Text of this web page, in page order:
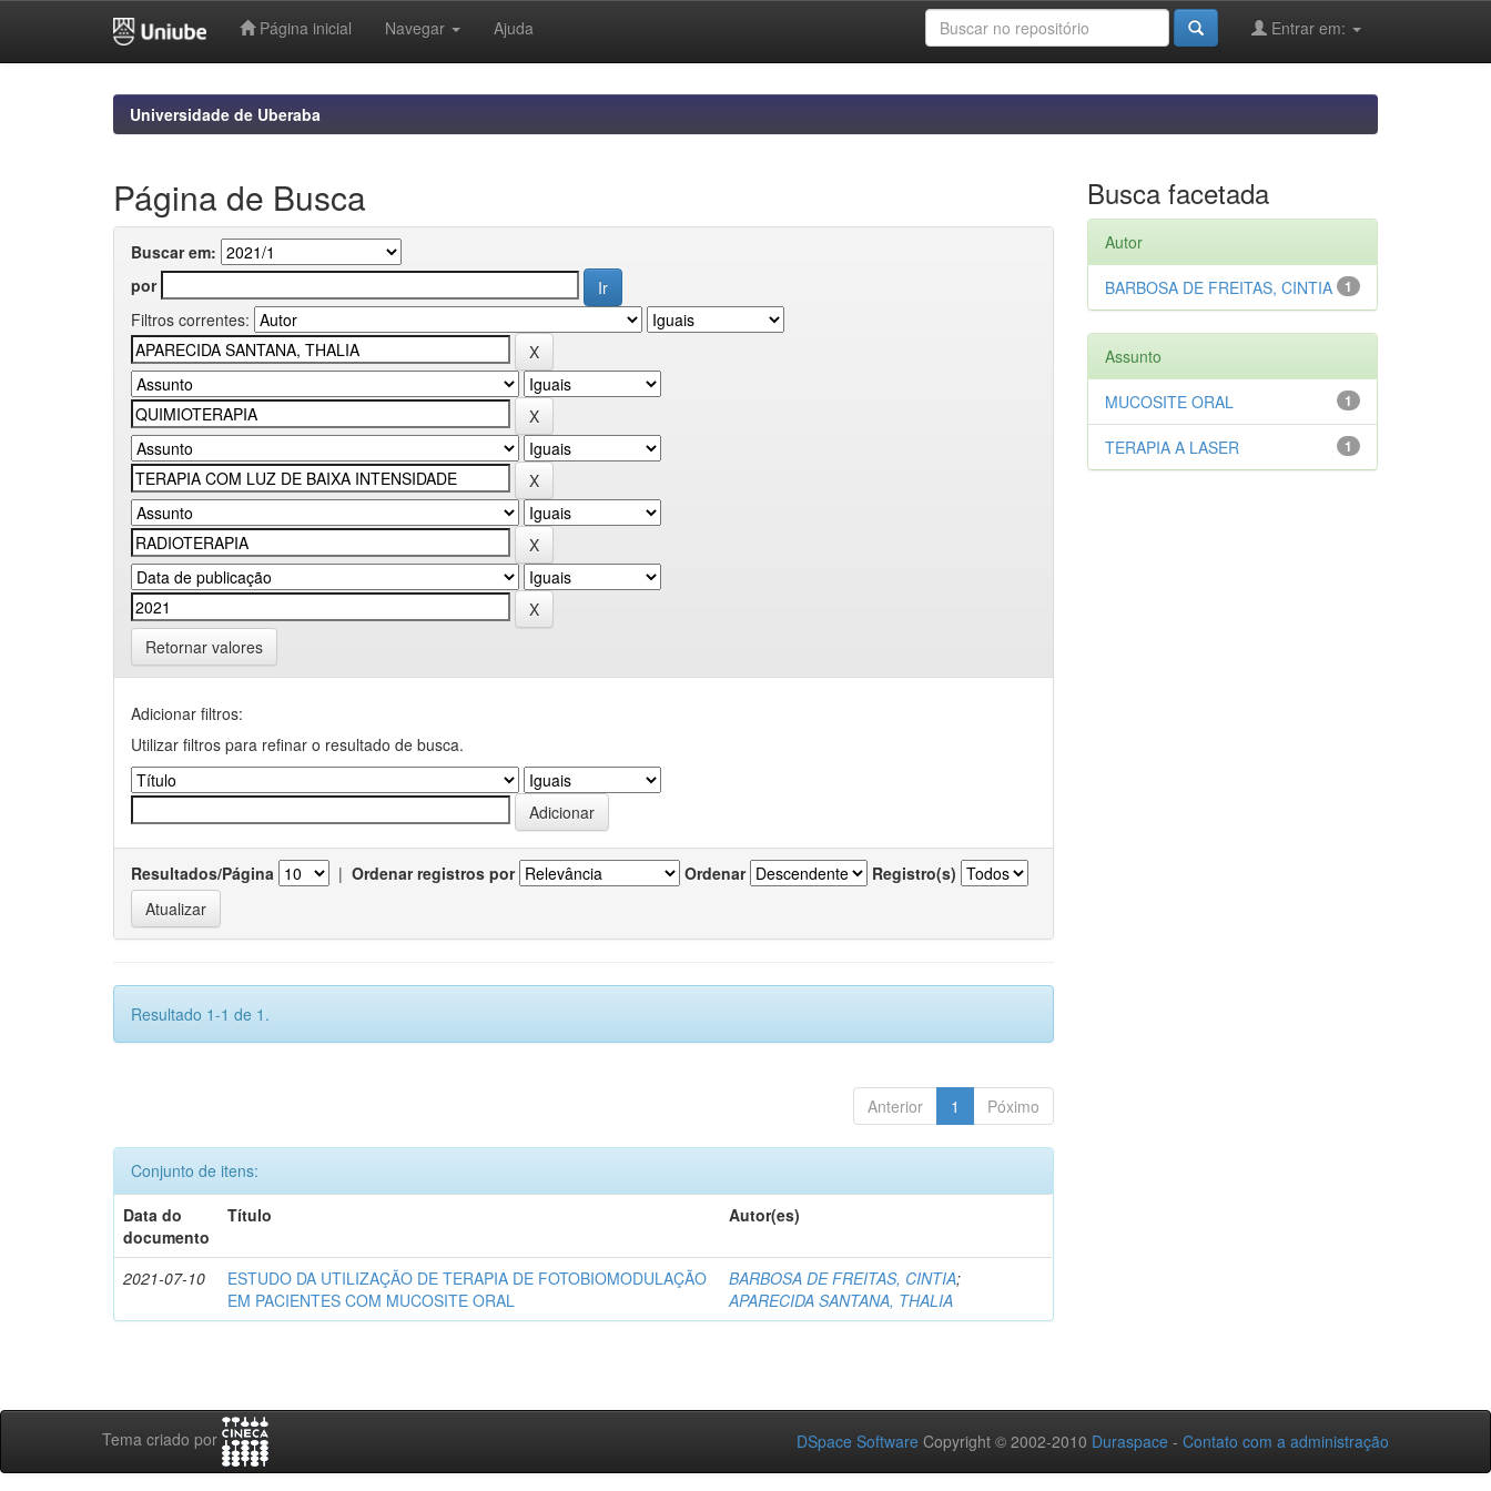
Página inicial Navegar Ajuda Entrar em:
Universidade de Uberaba
Página de Busca
Buscar em:
por
Filtros correntes:
Retornar valores
Adicionar filtros:
Utilizar filtros para refinar o resultado de busca.
Resultados/Página | Ordenar registros por Ordenar Registro(s)
Resultado 1-1 de 1.
Anterior 1 Póximo
Conjunto de itens:
Data do
documento
Título Autor(es)
2021-07-10
ESTUDO DA UTILIZAÇÃO DE TERAPIA DE FOTOBIOMODULAÇÃO
EM PACIENTES COM MUCOSITE ORAL
BARBOSA DE FREITAS, CINTIA;
APARECIDA SANTANA, THALIA
Busca facetada
Autor
1
BARBOSA DE FREITAS, CINTIA
Assunto
1
MUCOSITE ORAL
1
TERAPIA A LASER
Tema criado por DSpace Software Copyright © 2002-2010 Duraspace - Contato com a administração